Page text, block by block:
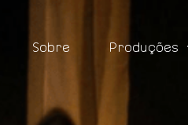
Sobre Produções